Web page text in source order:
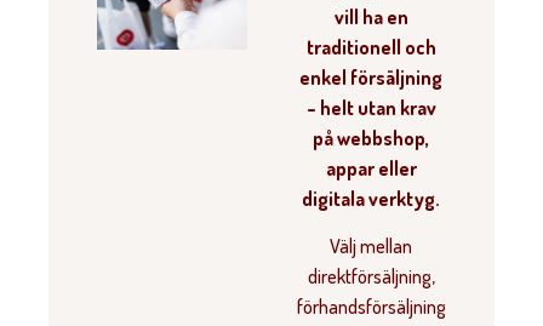
vill ha en
traditionell och
enkel försäljning
– helt utan krav
på webbshop,
appar eller
digitala verktyg.
Välj mellan
direktförsäljning,
förhandsförsäljning